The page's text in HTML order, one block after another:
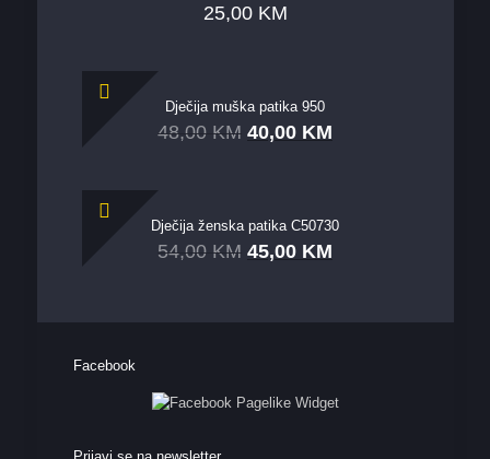
25,00 KM
Dječija muška patika 950
48,00 KM 40,00 KM
Dječija ženska patika C50730
54,00 KM 45,00 KM
Facebook